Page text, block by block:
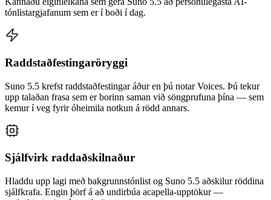
tónlistargjafanum sem er í boði í dag.
Raddstaðfestingaröryggi
Suno 5.5 krefst raddstaðfestingar áður en þú notar Voices. Þú tekur
upp talaðan frasa sem er borinn saman við söngprufuna þína — sem
kemur í veg fyrir óheimila notkun á rödd annars.
Sjálfvirk raddaðskilnaður
Hladdu upp lagi með bakgrunnstónlist og Suno 5.5 aðskilur röddina
sjálfkrafa. Engin þörf á að undirbúa acapella-upptökur —